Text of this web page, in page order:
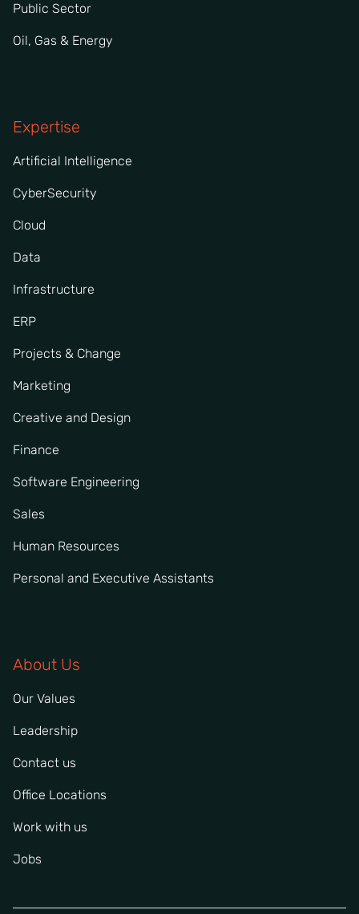
Public Sector
Oil, Gas & Energy
Expertise
Artificial Intelligence
CyberSecurity
Cloud
Data
Infrastructure
ERP
Projects & Change
Marketing
Creative and Design
Finance
Software Engineering
Sales
Human Resources
Personal and Executive Assistants
About Us
Our Values
Leadership
Contact us
Office Locations
Work with us
Jobs